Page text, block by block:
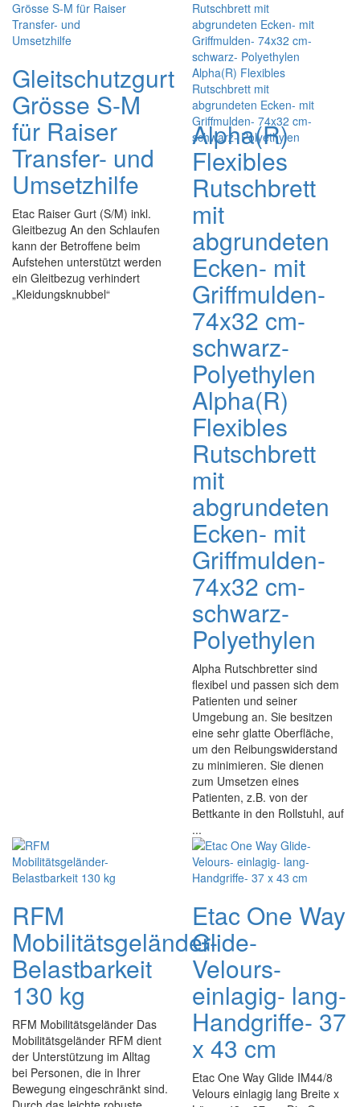
Gleitschutzgurt
Grösse S-M
für Raiser
Transfer- und
Umsetzhilfe
Etac Raiser Gurt (S/M) inkl.
Gleitbezug An den Schlaufen
kann der Betroffene beim
Aufstehen unterstützt werden
ein Gleitbezug verhindert
„Kleidungsknubbel“
Alpha(R)
Flexibles
Rutschbrett
mit
abgrundeten
Ecken- mit
Griffmulden-
74x32 cm-
schwarz-
Polyethylen
Alpha(R)
Flexibles
Rutschbrett
mit
abgrundeten
Ecken- mit
Griffmulden-
74x32 cm-
schwarz-
Polyethylen
Alpha Rutschbretter sind
flexibel und passen sich dem
Patienten und seiner
Umgebung an. Sie besitzen
eine sehr glatte Oberfläche,
um den Reibungswiderstand
zu minimieren. Sie dienen
zum Umsetzen eines
Patienten, z.B. von der
Bettkante in den Rollstuhl, auf
...
RFM
Mobilitätsgeländer-
Belastbarkeit
130 kg
RFM Mobilitätsgeländer Das
Mobilitätsgeländer RFM dient
der Unterstützung im Alltag
bei Personen, die in Ihrer
Bewegung eingeschränkt sind.
Etac One Way
Glide-
Velours-
einlagig- lang-
Handgriffe- 37
x 43 cm
Etac One Way Glide IM44/8
Velours einlagig lang Breite x